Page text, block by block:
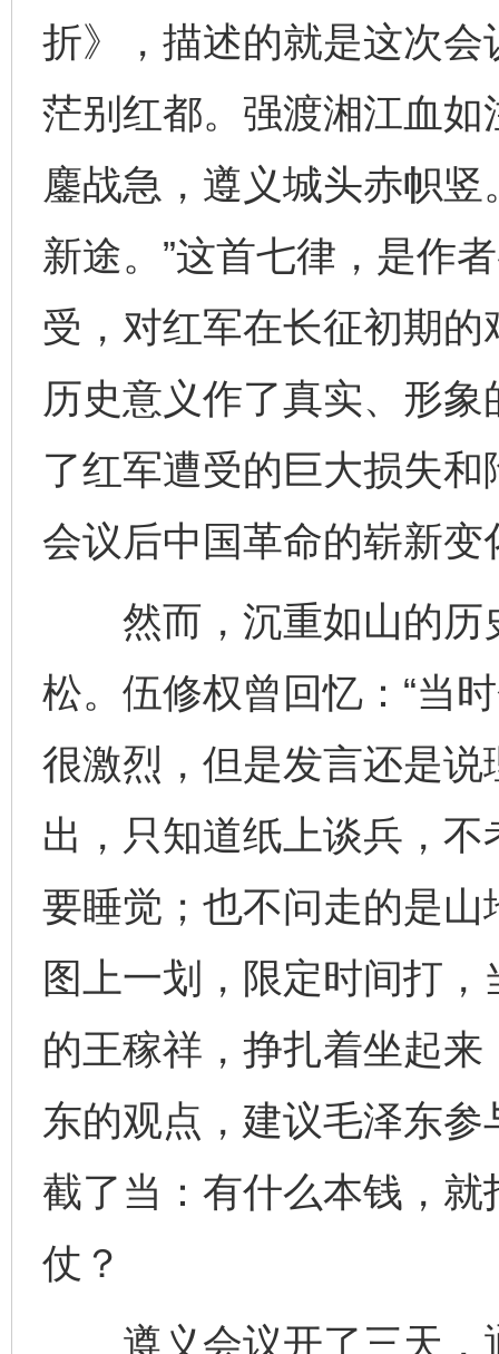
折》，描述的就是这次会
茫别红都。强渡湘江血
鏖战急，遵义城头赤帜
新途。”这首七律，是作
受，对红军在长征初期
历史意义作了真实、形
了红军遭受的巨大损失
会议后中国革命的崭新变
然而，沉重如山的历
松。伍修权曾回忆：“当
很激烈，但是发言还是说
出，只知道纸上谈兵，
要睡觉；也不问走的是
图上一划，限定时间打
的王稼祥，挣扎着坐起
东的观点，建议毛泽东
截了当：有什么本钱，
仗？
遵义会议开了三天，